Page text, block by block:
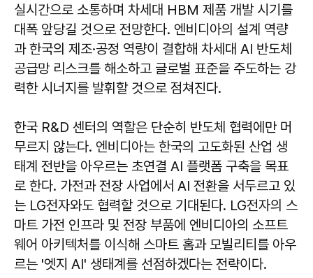
실시간으로 소통하며 차세대 HBM 제품 개발 시기를
대폭 앞당길 것으로 전망한다. 엔비디아의 설계 역량
과 한국의 제조·공정 역량이 결합해 차세대 AI 반도체
공급망 리스크를 해소하고 글로벌 표준을 주도하는 강
력한 시너지를 발휘할 것으로 점쳐진다.
한국 R&D 센터의 역할은 단순히 반도체 협력에만 머
무르지 않는다. 엔비디아는 한국의 고도화된 산업 생
태계 전반을 아우르는 초연결 AI 플랫폼 구축을 목표
로 한다. 가전과 전장 사업에서 AI 전환을 서두르고 있
는 LG전자와도 협력할 것으로 기대된다. LG전자의 스
마트 가전 인프라 및 전장 부품에 엔비디아의 소프트
웨어 아키텍처를 이식해 스마트 홈과 모빌리티를 아우
르는 '엣지 AI' 생태계를 선점하겠다는 전략이다.